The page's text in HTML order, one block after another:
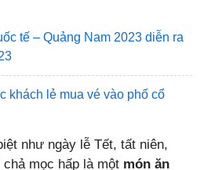
tế – Quảng Nam 2023 diễn ra
khách lẻ mua vé vào phố cổ
như ngày lễ Tết, tất niên,
mọc hấp là một món ăn